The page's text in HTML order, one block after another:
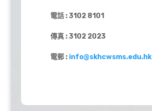
電話 : 3102 8101
傳真 : 3102 2023
電郵 : info@skhcwsms.edu.hk